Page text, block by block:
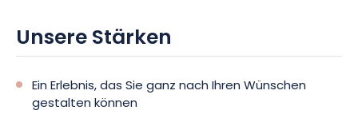
Unsere Stärken
Ein Erlebnis, das Sie ganz nach Ihren Wünschen
gestalten können